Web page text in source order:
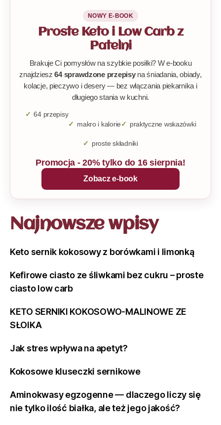
NOWY E-BOOK
Proste Keto i Low Carb z
Patelni
Brakuje Ci pomysłów na szybkie posiłki? W e-booku
znajdziesz64 sprawdzone przepisyna śniadania, obiady,
kolacje, pieczywo i desery — bez włączania piekarnika i
długiego stania w kuchni.
64 przepisy
makro i kalorie
praktyczne wskazówki
proste składniki
Promocja - 20% tylko do 16 sierpnia!
Zobacz e-book
Najnowsze wpisy
Keto sernik kokosowy z borówkami i limonką
Kefirowe ciasto ze śliwkami bez cukru – proste
ciasto low carb
KETO SERNIKI KOKOSOWO-MALINOWE ZE
SŁOIKA
Jak stres wpływa na apetyt?
Kokosowe kluseczki sernikowe
Aminokwasy egzogenne — dlaczego liczy się
nie tylko ilość białka, ale też jego jakość?